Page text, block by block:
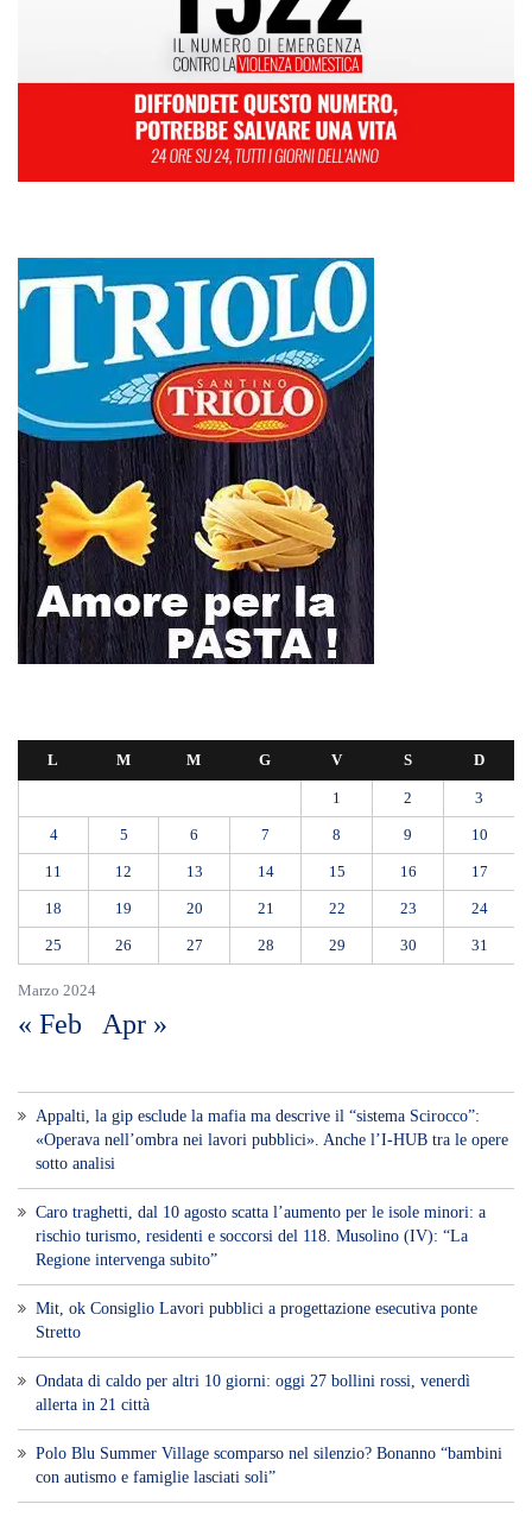
Marzo 2024
L M M G V S D
1 2 3
4 5 6 7 8 9 10
11 12 13 14 15 16 17
18 19 20 21 22 23 24
25 26 27 28 29 30 31
« Feb Apr »
Appalti, la gip esclude la mafia ma descrive il “sistema Scirocco”:
«Operava nell’ombra nei lavori pubblici». Anche l’I-HUB tra le opere
sotto analisi
Caro traghetti, dal 10 agosto scatta l’aumento per le isole minori: a
rischio turismo, residenti e soccorsi del 118. Musolino (IV): “La
Regione intervenga subito”
Mit, ok Consiglio Lavori pubblici a progettazione esecutiva ponte
Stretto
Ondata di caldo per altri 10 giorni: oggi 27 bollini rossi, venerdì
allerta in 21 città
Polo Blu Summer Village scomparso nel silenzio? Bonanno “bambini
con autismo e famiglie lasciati soli”